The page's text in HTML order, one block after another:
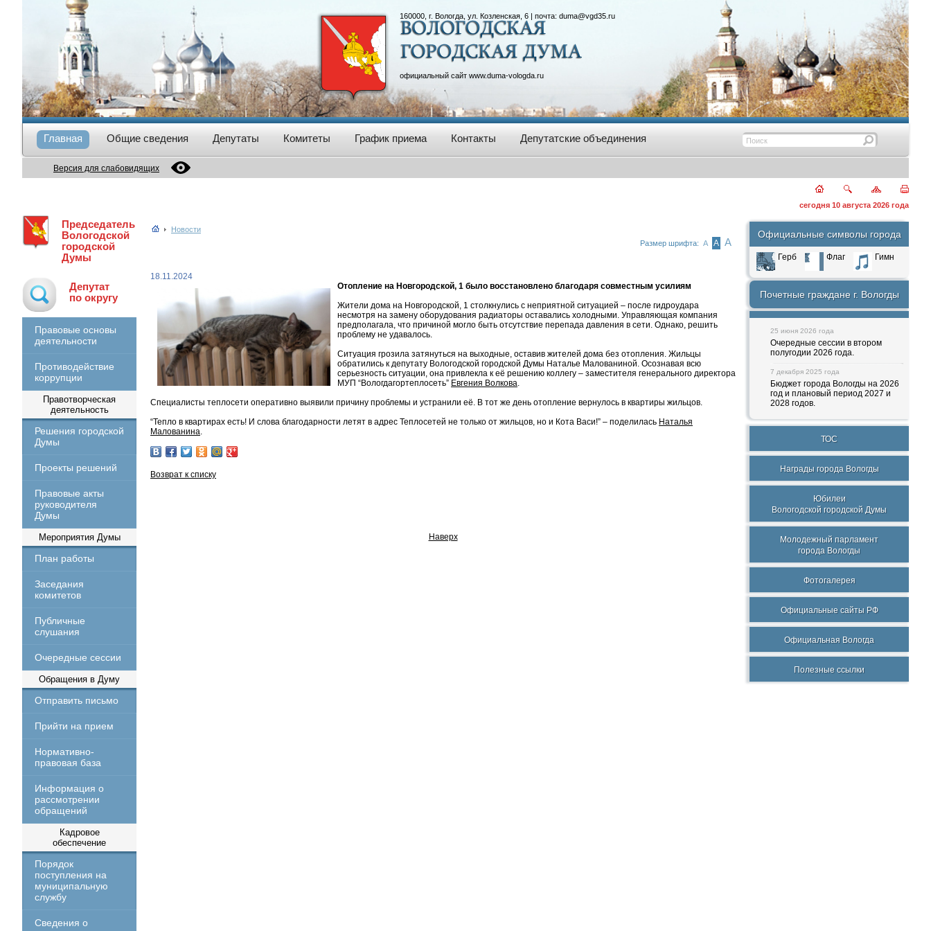
160000, г. Вологда, ул. Козленская, 6 | почта: duma@vgd35.ru
официальный сайт www.duma-vologda.ru
Главная Общие сведения Депутаты Комитеты График приема Контакты Депутатские объединения
Версия для слабовидящих
сегодня 10 августа 2026 года
Председатель
Вологодской
городской
Думы
Депутат
по округу
Правовые основы
деятельности
Противодействие
коррупции
Правотворческая
деятельность
Решения городской
Думы
Проекты решений
Правовые акты
руководителя
Думы
Мероприятия Думы
План работы
Заседания
комитетов
Публичные
слушания
Очередные сессии
Обращения в Думу
Отправить письмо
Прийти на прием
Нормативно-
правовая база
Информация о
рассмотрении
обращений
Кадровое
обеспечение
Порядок
поступления на
муниципальную
службу
Сведения о
Новости
Размер шрифта: А А А
18.11.2024
Отопление на Новгородской, 1 было восстановлено благодаря совместным усилиям
Жители дома на Новгородской, 1 столкнулись с неприятной ситуацией – после гидроудара
несмотря на замену оборудования радиаторы оставались холодными. Управляющая компания
предполагала, что причиной могло быть отсутствие перепада давления в сети. Однако, решить
проблему не удавалось.
Ситуация грозила затянуться на выходные, оставив жителей дома без отопления. Жильцы
обратились к депутату Вологодской городской Думы Наталье Малованиной. Осознавая всю
серьезность ситуации, она привлекла к её решению коллегу – заместителя генерального директора
МУП “Вологдагортеплосеть” Евгения Волкова.
Специалисты теплосети оперативно выявили причину проблемы и устранили её. В тот же день отопление вернулось в квартиры жильцов.
“Тепло в квартирах есть! И слова благодарности летят в адрес Теплосетей не только от жильцов, но и Кота Васи!” – поделилась Наталья
Малованина.
Возврат к списку
Наверх
Официальные символы города
Герб Флаг Гимн
Почетные граждане г. Вологды
25 июня 2026 года
Очередные сессии в втором
полугодии 2026 года.
7 декабря 2025 года
Бюджет города Вологды на 2026
год и плановый период 2027 и
2028 годов.
ТОС
Награды города Вологды
Юбилеи
Вологодской городской Думы
Молодежный парламент
города Вологды
Фотогалерея
Официальные сайты РФ
Официальная Вологда
Полезные ссылки